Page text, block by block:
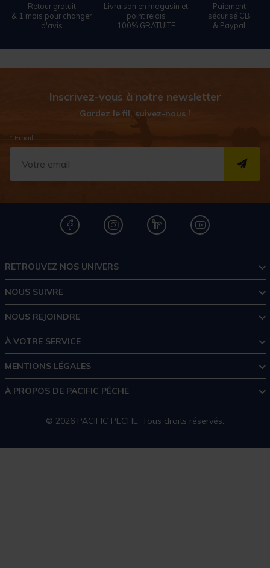
Retour gratuit
& 1 mois pour changer
d'avis
Livraison en magasin et
point relais
100% GRATUITE
Paiement
sécurisé CB
& Paypal
Inscrivez-vous à notre newsletter
Gardez le fil, suivez-nous !
* Email
RETROUVEZ NOS UNIVERS
NOUS SUIVRE
NOUS REJOINDRE
À VOTRE SERVICE
MENTIONS LÉGALES
À PROPOS DE PACIFIC PÊCHE
© 2026 PACIFIC PECHE. Tous droits réservés.